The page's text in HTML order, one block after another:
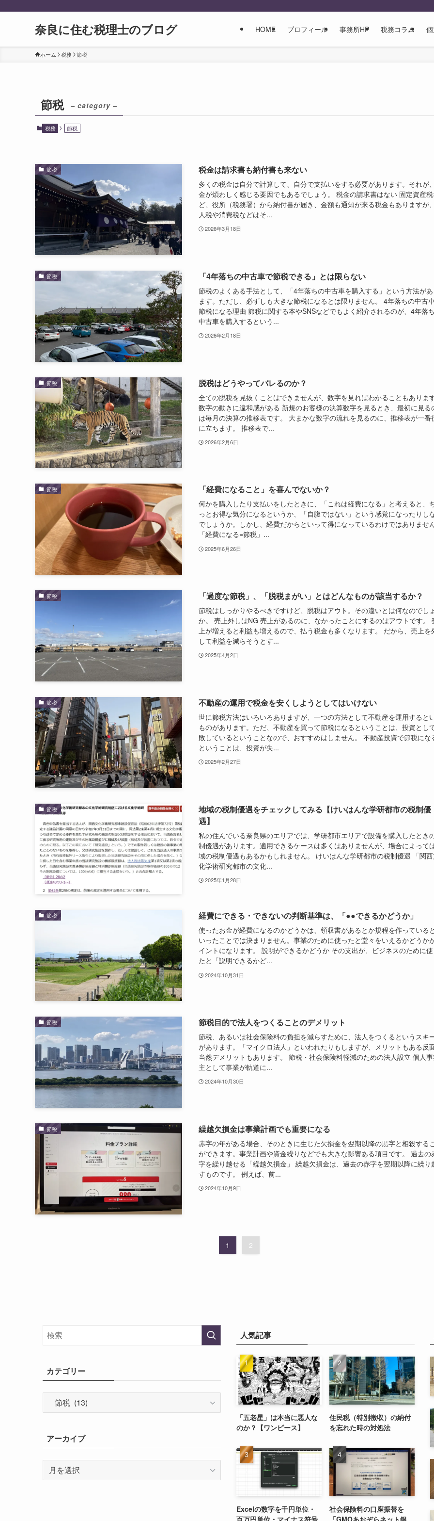
奈良に住む税理士のブログ HOME プロフィール 事務所HP 税務コラム
ホーム 税務 節税
節税 – category –
税務 節税
節税 税金は請求書も納付書も来ない
多くの税金は自分で計算して、自分で支払いをする必要があります。それが
金が煩わしく感じる要因でもあるでしょう。 税金の請求書はない 固定資産
ど、役所（税務署）から納付書が届き、金額も通知が来る税金もありますが
人税や消費税などはそ...
2026年3月18日
節税 「4年落ちの中古車で節税できる」とは限らない
節税のよくある手法として、「4年落ちの中古車を購入する」という方法があ
ます。ただし、必ずしも大きな節税になるとは限りません。 4年落ちの中古
節税になる理由 節税に関する本やSNSなどでもよく紹介されるのが、4年落
中古車を購入するという...
2026年2月18日
節税 脱税はどうやってバレるのか？
全ての脱税を見抜くことはできませんが、数字を見ればわかることもあります
数字の動きに違和感がある 新規のお客様の決算数字を見るとき、最初に見る
は毎月の決算の推移表です。 大まかな数字の流れを見るのに、推移表が一番
に立ちます。 推移表で...
2026年2月6日
節税 「経費になること」を喜んでないか？
何かを購入したり支払いをしたときに、「これは経費になる」と考えると、
っとお得な気分になるというか、「自腹ではない」という感覚になったりし
でしょうか。しかし、経費だからといって得になっているわけではありません
「経費になる=節税」...
2025年6月26日
節税 「過度な節税」、「脱税まがい」とはどんなものが該当するか？
節税はしっかりやるべきですけど、脱税はアウト。その違いとは何なのでし
か。 売上外しはNG 売上があるのに、なかったことにするのはアウトです。
上が増えると利益も増えるので、払う税金も多くなります。 だから、売上を
して利益を減らそうとす...
2025年4月2日
節税 不動産の運用で税金を安くしようとしてはいけない
世に節税方法はいろいろありますが、一つの方法として不動産を運用すると
ものがあります。ただ、不動産を買って節税になるということは、投資とし
敗しているということなので、おすすめはしません。 不動産投資で節税にな
ということは、投資が失...
2025年2月27日
節税
地域の税制優遇をチェックしてみる【けいはんな学研都市の税制優
遇】
私の住んでいる奈良県のエリアでは、学研都市エリアで設備を購入したとき
制優遇があります。適用できるケースは多くはありませんが、場合によって
域の税制優遇もあるかもしれません。 けいはんな学研都市の税制優遇 「関
化学術研究都市の文化...
2025年1月28日
節税 経費にできる・できないの判断基準は、「●●できるかどうか」
使ったお金が経費になるのかどうかは、領収書があるとか規程を作っている
いったことでは決まりません。事業のために使ったと堂々をいえるかどうか
イントになります。 説明ができるかどうか その支出が、ビジネスのために使
たと「説明できるかど...
2024年10月31日
節税 節税目的で法人をつくることのデメリット
節税、あるいは社会保険料の負担を減らすために、法人をつくるというスキ
があります。「マイクロ法人」といわれたりもしますが、メリットもある反面
当然デメリットもあります。 節税・社会保険料軽減のための法人設立 個人
主として事業が軌道に...
2024年10月30日
節税 繰越欠損金は事業計画でも重要になる
赤字の年がある場合、そのときに生じた欠損金を翌期以降の黒字と相殺する
ができます。事業計画や資金繰りなどでも大きな影響ある項目です。 過去の
字を繰り越せる「繰越欠損金」 繰越欠損金は、過去の赤字を翌期以降に繰り
すものです。 例えば、前...
2024年10月9日
1 2
カテゴリー
テ
リ
ー
アーカイブ
ー
人気記事
「五老星」は本当に悪人な
のか？【ワンピース】
住民税（特別徴収）の納付
を忘れた時の対処法
Excelの数字を千円単位・
百万円単位・マイナス符号
社会保険料の口座振替を
「GMOあおぞらネット銀